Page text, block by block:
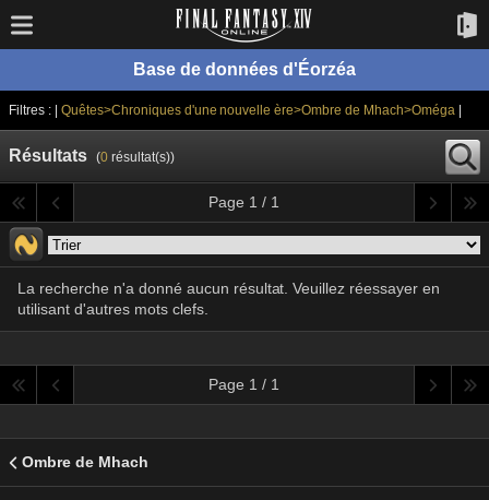
Base de données d'Éorzéa
Filtres : | Quêtes>Chroniques d'une nouvelle ère>Ombre de Mhach>Oméga
Résultats (0résultat(s))
Page 1 / 1
La recherche n'a donné aucun résultat. Veuillez réessayer en
utilisant d'autres mots clefs.
Page 1 / 1
Ombre de Mhach